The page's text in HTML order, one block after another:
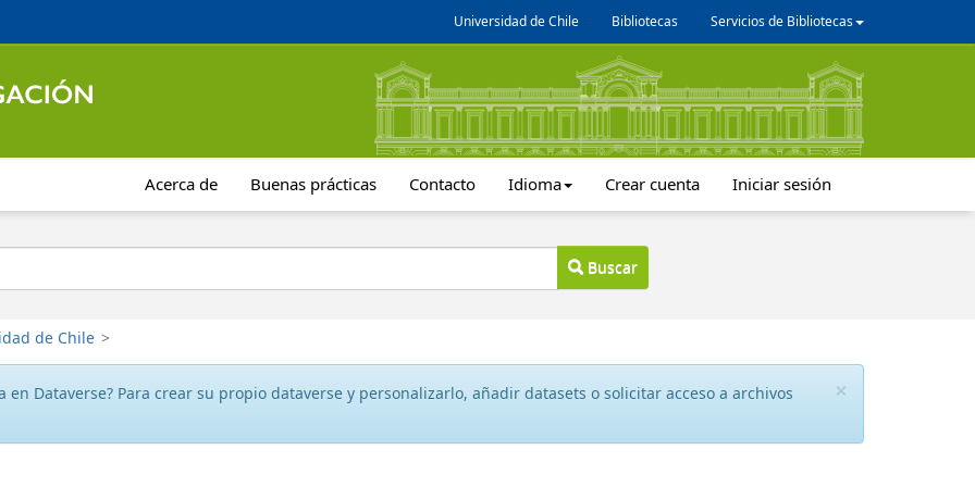
Universidad de Chile Bibliotecas Servicios de Bibliotecas
Acerca de Buenas prácticas Contacto Idioma Crear cuenta Iniciar sesión
Buscar
de Chile >
×
en Dataverse? Para crear su propio dataverse y personalizarlo, añadir datasets o solicitar acceso a archivos